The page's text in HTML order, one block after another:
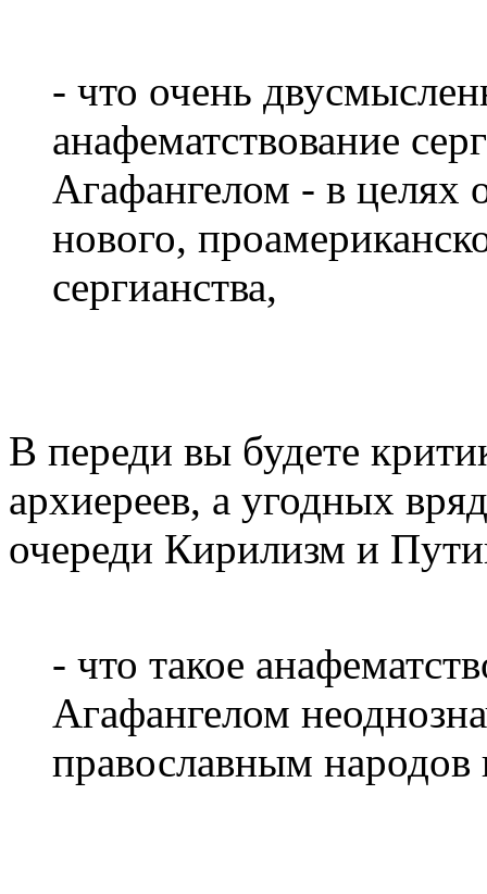
- что очень
анафематствование
Агафангелом - в целях
нового,
сергианства,
В переди вы будете
архиереев, а угодных
очереди Кирилизм и
- что такое
Агафангелом
православным